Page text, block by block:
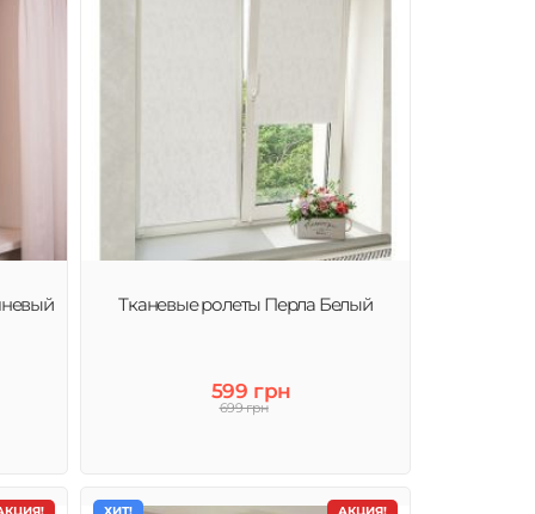
Тканевые ролеты Перла Белый
599 грн
699 грн